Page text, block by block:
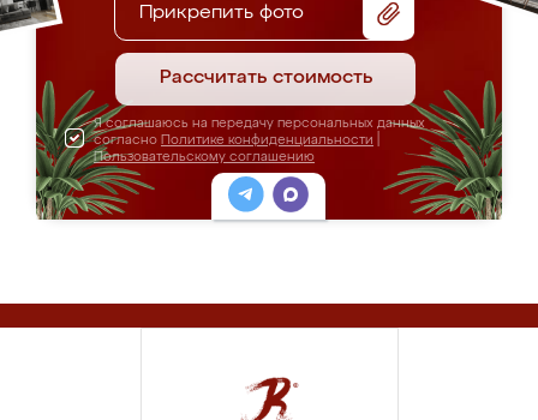
Прикрепить фото
Рассчитать стоимость
Я соглашаюсь на передачу персональных данных
согласно Политике конфиденциальности
Пользовательскому соглашению